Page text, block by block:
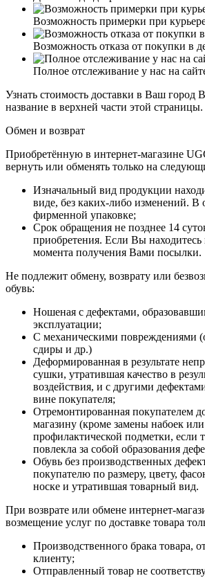
Возможность примерки при
Возможность отказа от покупки в
Полное отслеживание у нас на
Узнать стоимость доставки в Ваш город
название в верхней части этой страницы.
Обмен и возврат
Приобретённую в интернет-магазине
вернуть или обменять только на
Изначальный вид продукции
виде, без каких-либо изменений. В
фирменной упаковке;
Срок обращения не позднее 14
приобретения. Если Вы находитесь
момента получения Вами посылки.
Не подлежит обмену, возврату или
обувь:
Ношеная с дефектами,
эксплуатации;
С механическими повреждениями
сдиры и др.)
Деформированная в результате
сушки, утратившая качество в
воздействия, и с другими
вине покупателя;
Отремонтированная покупателем
магазину (кроме замены набоек
профилактической подметки, если
повлекла за собой образования
Обувь без производственных
покупателю по размеру, цвету,
носке и утратившая товарный вид.
При возврате или обмене интернет-
возмещение услуг по доставке товара
Производственного брака товара,
клиенту;
Отправленный товар не